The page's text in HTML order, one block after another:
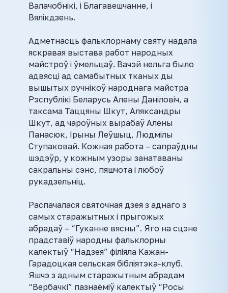
Валачобнікі, і Благавешчанне, і
Вялікдзень.
Адметнасць фальклорнаму святу надала
яскравая выстава работ народных
майстроў і ўмельцаў. Вачэй нельга было
адвясці ад самабытных тканых ды
вышытых ручнікоў народнага майстра
Рэспублікі Беларусь Алены Даніловіч, а
таксама Таццяны Шкут, Аляксандры
Шкут, ад чароўных вырабаў Алены
Панасюк, Ірыны Леўшыц, Людмілы
Ступаковай. Кожная работа – сапраўдны
шэдэўр, у кожным узоры занатаваны
сакральны сэнс, пяшчота і любоў
рукадзельніц.
Распачалася святочная дзея з аднаго з
самых старажытных і прыгожых
абрадаў – “Гуканне вясны”. Яго на сцэне
прадставіў народны фальклорны
калектыў “Надзея” філіяла Кажан-
Гарадоцкая сельская бібліятэка-клуб.
Яшчэ з адным старажытным абрадам
“Вербачкі” пазнаёміў калектыў “Росы